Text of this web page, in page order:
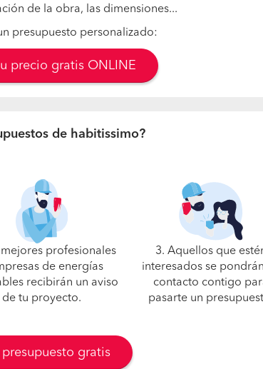
de la obra, las dimensiones...
presupuesto personalizado:
precio gratis ONLINE
de habitissimo?
mejores profesionales
de energías
recibirán un aviso
de tu proyecto.
3. Aquellos que
interesados se
contacto contigo
pasarte un
presupuesto gratis